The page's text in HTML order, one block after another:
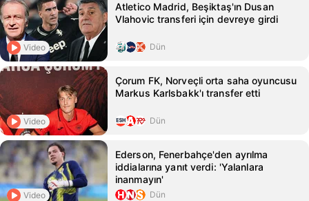
Video
Atletico Madrid, Beşiktaş'ın Dusan
Vlahovic transferi için devreye girdi
Dün
Video
Çorum FK, Norveçli orta saha oyuncusu
Markus Karlsbakk'ı transfer etti
Dün
Video
Ederson, Fenerbahçe'den ayrılma
iddialarına yanıt verdi: 'Yalanlara
inanmayın'
Dün